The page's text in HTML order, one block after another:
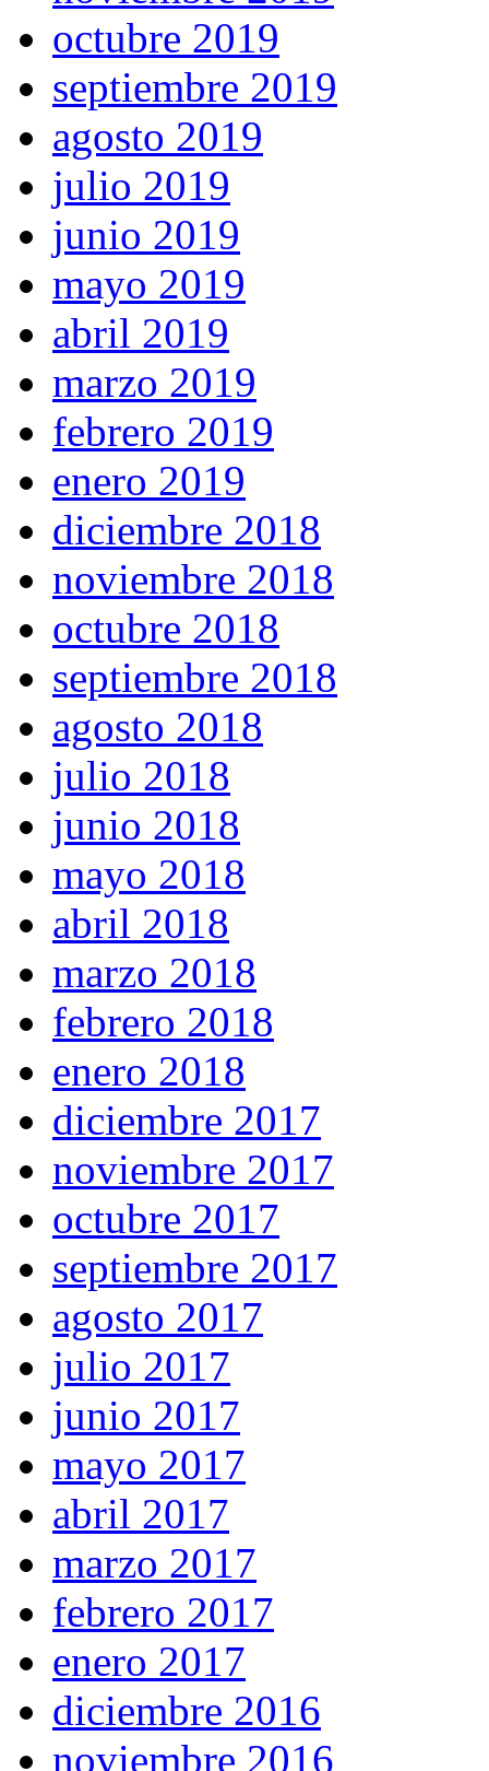
octubre 2019
septiembre 2019
agosto 2019
julio 2019
junio 2019
mayo 2019
abril 2019
marzo 2019
febrero 2019
enero 2019
diciembre 2018
noviembre 2018
octubre 2018
septiembre 2018
agosto 2018
julio 2018
junio 2018
mayo 2018
abril 2018
marzo 2018
febrero 2018
enero 2018
diciembre 2017
noviembre 2017
octubre 2017
septiembre 2017
agosto 2017
julio 2017
junio 2017
mayo 2017
abril 2017
marzo 2017
febrero 2017
enero 2017
diciembre 2016
noviembre 2016